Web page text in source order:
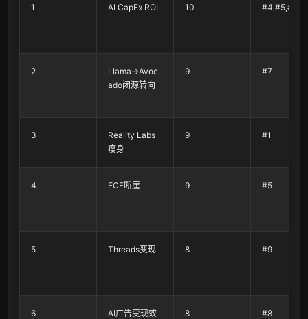
1 AI CapEx ROI 10 #4,#5,#6
2
Llama→Avoc
ado闭源转向
9 #7
3
Reality Labs
瘦身
9 #1
4 FCF断崖 9 #5
5 Threads变现 8 #9
6
AI广告变现效
8 #8